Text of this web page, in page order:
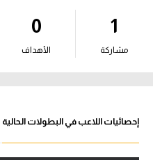
آراء حرة
ركن الألعاب
الدوري المصري
1
مشاركة
0
الأهداف
إحصائيات اللاعب في البطولات الحالية